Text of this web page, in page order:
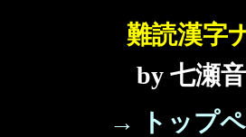
難読漢字
by 七瀬
→ トップ